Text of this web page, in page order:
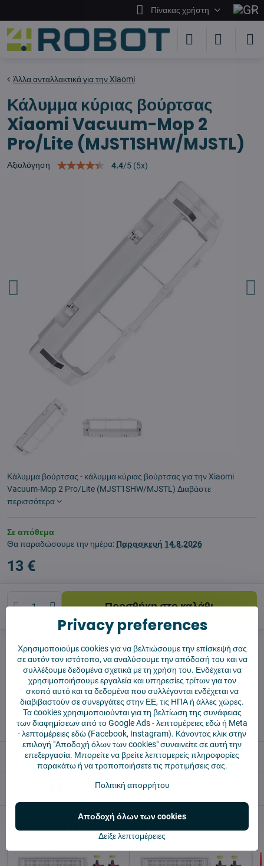
Πίνακας χρήστη
Άλλα ανταλλακτικά για την Xiaomi
Κάλυμμα κύριας βούρτσας
Xiaomi Vacuum-Mop 2
Pro/Lite (MJST1SHW/MJSTL)
Αξιολόγηση 4.4/5 (5x)
Κάλυμμα βούρτσας - κάλυμμα κύριας βούρτσας για την Xiaomi
Vacuum-Mop 2 Pro/Lite (MJST1SHW/MJSTL) Διαβάστε
περισσότερα
Σε απόθεμα
Θα παραδώσουμε την ημέρα: Παρασκευή 14.8.2026
13 €
Προσθήκη στο καλάθι
Σκύλος φύλακας Shippings
Κατασκευαστής:Vysajto.sk
✅ Έτοιμο για άμεση αποστολή
✅ ΔΩΡΕΑΝ αποστολή πάνω από 55 €
✅ Πολιτική επιστροφής 14 ημερών
Περιγραφή
Εναλλακτικά προϊόντα
Privacy preferences
Χρησιμοποιούμε cookies για να βελτιώσουμε την επίσκεψή σας
σε αυτόν τον ιστότοπο, να αναλύσουμε την απόδοσή του και να
συλλέξουμε δεδομένα σχετικά με τη χρήση του. Ενδέχεται να
χρησιμοποιήσουμε εργαλεία και υπηρεσίες τρίτων για τον
σκοπό αυτό και τα δεδομένα που συλλέγονται ενδέχεται να
διαβιβαστούν σε συνεργάτες στην ΕΕ, τις ΗΠΑ ή άλλες χώρες.
Τα cookies χρησιμοποιούνται για τη βελτίωση της συνάφειας
των διαφημίσεων από το Google Ads -λεπτομέρειες εδώή Meta
-λεπτομέρειες εδώ (Facebook, Instagram). Κάνοντας κλικ στην
επιλογή "Αποδοχή όλων των cookies" συναινείτε σε αυτή την
επεξεργασία. Μπορείτε να βρείτε λεπτομερείς πληροφορίες
παρακάτω ή να τροποποιήσετε τις προτιμήσεις σας.
Πολιτική απορρήτου
Δείξε λεπτομέρειες
Αποδοχή όλων των cookies